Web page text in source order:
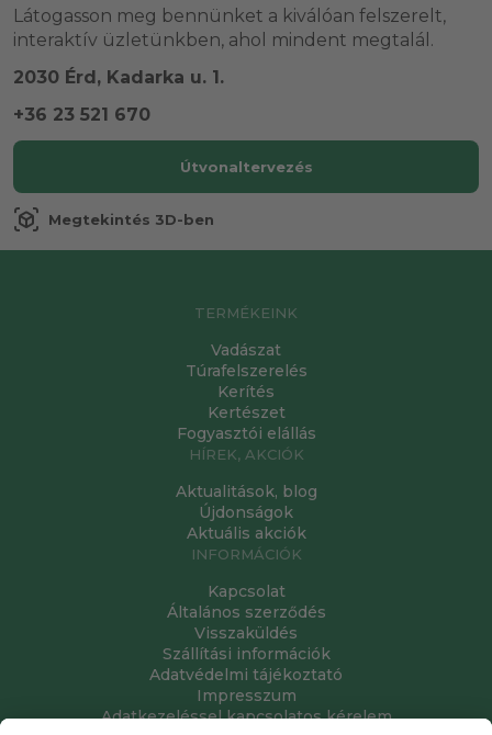
Látogasson meg bennünket a kiválóan felszerelt,
interaktív üzletünkben, ahol mindent megtalál.
2030 Érd, Kadarka u. 1.
+36 23 521 670
Útvonaltervezés
view_in_ar Megtekintés 3D-ben
TERMÉKEINK
Vadászat
Túrafelszerelés
Kerítés
Kertészet
Fogyasztói elállás
HÍREK, AKCIÓK
Aktualitások, blog
Újdonságok
Aktuális akciók
INFORMÁCIÓK
Kapcsolat
Általános szerződés
Visszaküldés
Szállítási információk
Adatvédelmi tájékoztató
Impresszum
Adatkezeléssel kapcsolatos kérelem